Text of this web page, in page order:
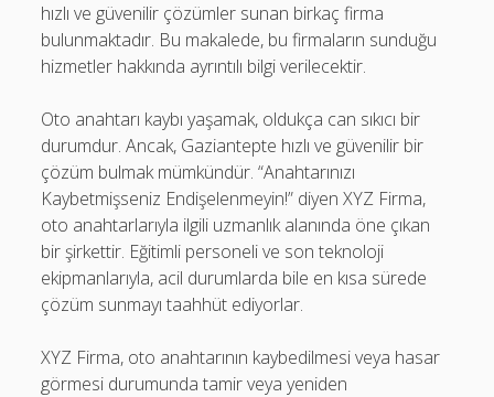
hızlı ve güvenilir çözümler sunan birkaç firma
bulunmaktadır. Bu makalede, bu firmaların sunduğu
hizmetler hakkında ayrıntılı bilgi verilecektir.
Oto anahtarı kaybı yaşamak, oldukça can sıkıcı bir
durumdur. Ancak, Gaziantepte hızlı ve güvenilir bir
çözüm bulmak mümkündür. “Anahtarınızı
Kaybetmişseniz Endişelenmeyin!” diyen XYZ Firma,
oto anahtarlarıyla ilgili uzmanlık alanında öne çıkan
bir şirkettir. Eğitimli personeli ve son teknoloji
ekipmanlarıyla, acil durumlarda bile en kısa sürede
çözüm sunmayı taahhüt ediyorlar.
XYZ Firma, oto anahtarının kaybedilmesi veya hasar
görmesi durumunda tamir veya yeniden